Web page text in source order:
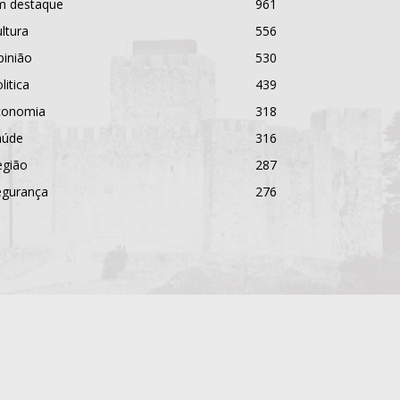
destaque
961
556
530
439
318
316
287
276